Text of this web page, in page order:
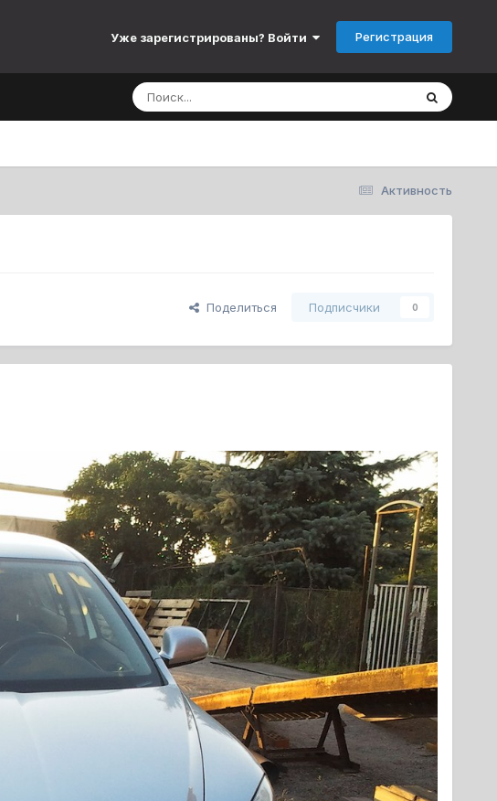
Уже зарегистрированы? Войти Регистрация
Активность
Поделиться Подписчики 0